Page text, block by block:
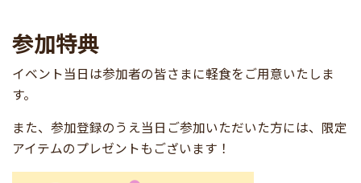
参加特典
イベント当日は参加者の皆さまに軽食をご用意いたしま
す。
また、参加登録のうえ当日ご参加いただいた方には、限定
アイテムのプレゼントもございます！